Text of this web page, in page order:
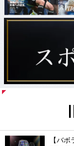
【バ